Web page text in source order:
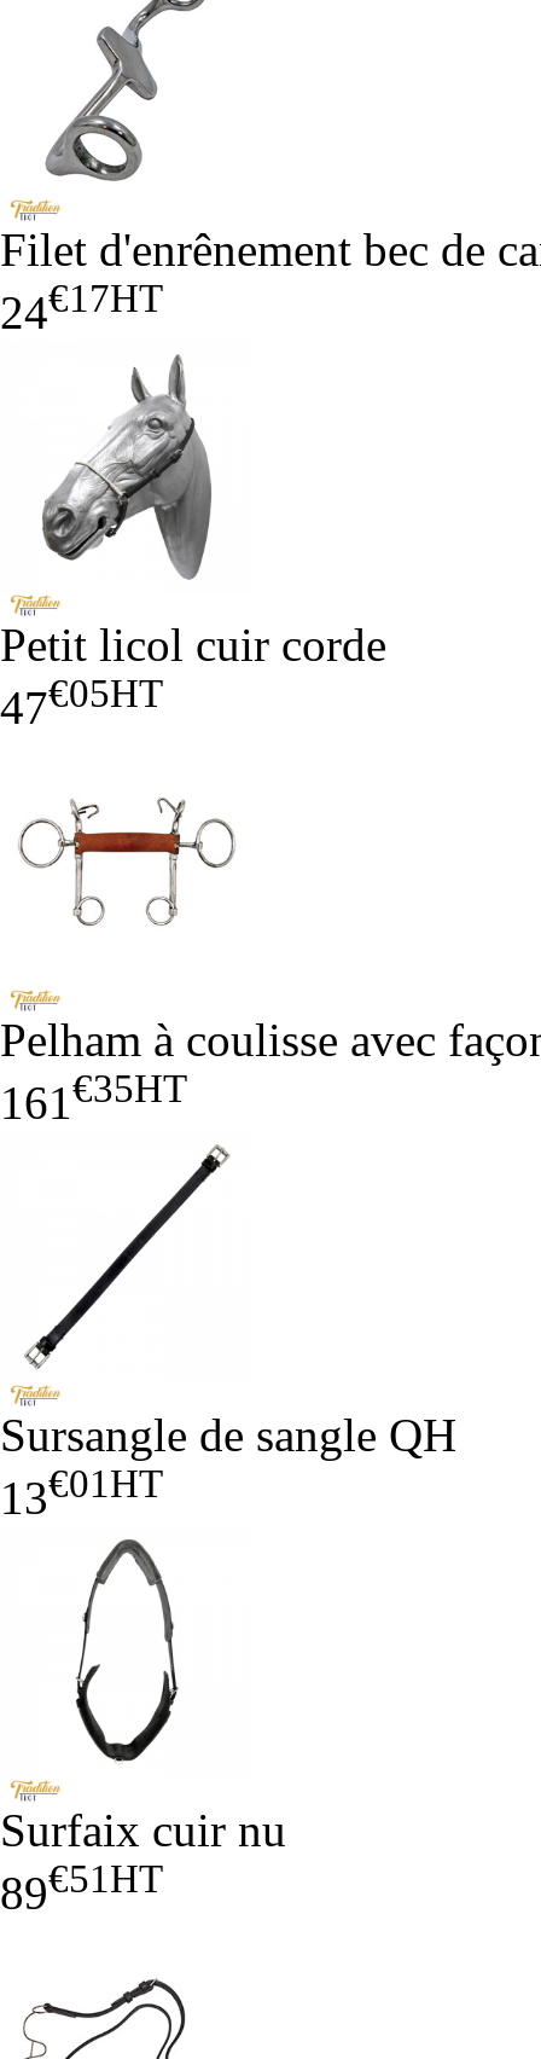
Filet d'enrênement bec de
24€17HT
Petit licol cuir corde
47€05HT
Pelham à coulisse avec
161€35HT
Sursangle de sangle QH
13€01HT
Surfaix cuir nu
89€51HT